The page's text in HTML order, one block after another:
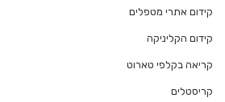
קידום אתרי מטפלים
קידום הקליניקה
קריאה בקלפי טארוט
קריסטלים